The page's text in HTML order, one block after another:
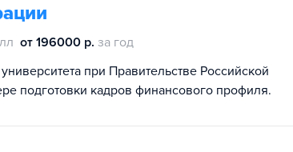
от 196000 р. за год
при Правительстве Российской
подготовки кадров финансового профиля.